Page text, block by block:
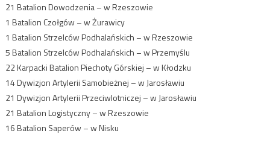
21 Batalion Dowodzenia – w Rzeszowie
1 Batalion Czołgów – w Żurawicy
1 Batalion Strzelców Podhalańskich – w Rzeszowie
5 Batalion Strzelców Podhalańskich – w Przemyślu
22 Karpacki Batalion Piechoty Górskiej – w Kłodzku
14 Dywizjon Artylerii Samobieżnej – w Jarosławiu
21 Dywizjon Artylerii Przeciwlotniczej – w Jarosławiu
21 Batalion Logistyczny – w Rzeszowie
16 Batalion Saperów – w Nisku